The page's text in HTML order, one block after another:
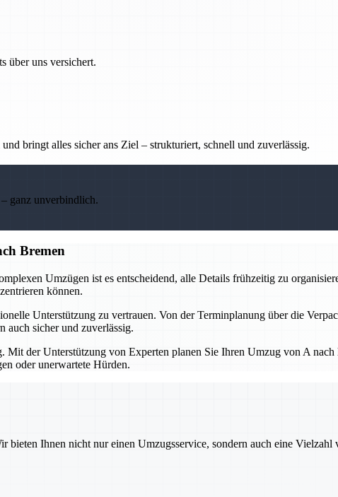
über uns versichert.
bringt alles sicher ans Ziel – strukturiert, schnell und zuverlässig.
ganz unverbindlich.
Bremen
Umzügen ist es entscheidend, alle Details frühzeitig zu
können.
Unterstützung zu vertrauen. Von der Terminplanung über die
auch sicher und zuverlässig.
der Unterstützung von Experten planen Sie Ihren Umzug von A
oder unerwartete Hürden.
Ihnen nicht nur einen Umzugsservice, sondern auch eine